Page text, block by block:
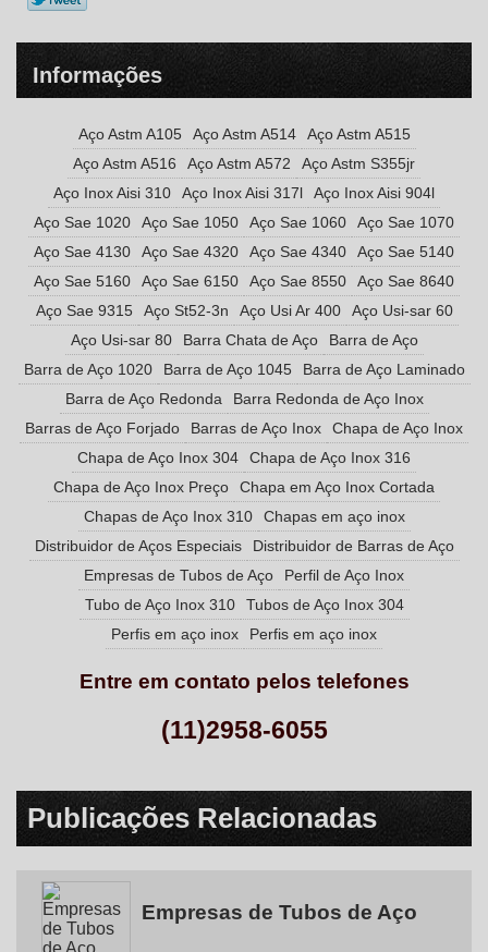
Informações
Aço Astm A105 Aço Astm A514
Aço Astm A515
Aço Astm A516
Aço Astm A572
Aço Astm S355jr
Aço Inox Aisi 310
Aço Inox Aisi 317l
Aço Inox Aisi 904l
Aço Sae 1020
Aço Sae 1050 Aço Sae 1060
Aço Sae 1070
Aço Sae 4130
Aço Sae 4320 Aço Sae 4340
Aço Sae 5140
Aço Sae 5160
Aço Sae 6150 Aço Sae 8550
Aço Sae 8640
Aço Sae 9315
Aço St52-3n Aço Usi Ar 400
Aço Usi-sar 60
Aço Usi-sar 80
Barra Chata de Aço
Barra de Aço
Barra de Aço 1020
Barra de Aço 1045
Barra de Aço Laminado
Barra de Aço Redonda
Barra Redonda de Aço Inox
Barras de Aço Forjado
Barras de Aço Inox
Chapa de Aço Inox
Chapa de Aço Inox 304
Chapa de Aço Inox 316
Chapa de Aço Inox Preço
Chapa em Aço Inox Cortada
Chapas de Aço Inox 310
Chapas em aço inox
Distribuidor de Aços Especiais
Distribuidor de Barras de Aço
Empresas de Tubos de Aço
Perfil de Aço Inox
Tubo de Aço Inox 310
Tubos de Aço Inox 304
Perfis em aço inox
Perfis em aço inox
Entre em contato pelos telefones
(11)2958-6055
Publicações Relacionadas
Empresas de Tubos de Aço